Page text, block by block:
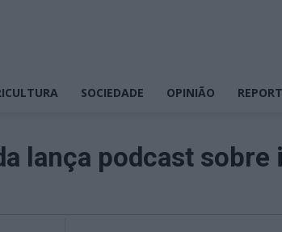
SOCIEDADE OPINIÃO
lança podcast